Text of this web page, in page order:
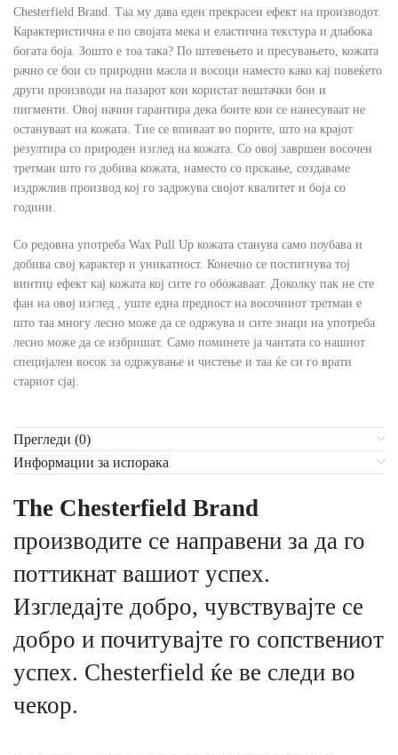
Chesterfield Brand. Таа му дава еден прекрасен ефект на производот.
Карактеристична е по својата мека и еластична текстура и длабока
богата боја. Зошто е тоа така? По штевењето и пресувањето, кожата
рачно се бои со природни масла и восоци наместо како кај повеќето
други производи на пазарот кои користат вештачки бои и
пигменти. Овој начин гарантира дека боите кои се нанесуваат не
остануваат на кожата. Тие се впиваат во порите, што на крајот
резултира со природен изглед на кожата. Со овој завршен восочен
третман што го добива кожата, наместо со прскање, создаваме
издржлив производ кој го задржува својот квалитет и боја со
години.
Со редовна употреба Wax Pull Up кожата станува само поубава и
добива свој карактер и уникатност. Конечно се постигнува тој
винтиџ ефект кај кожата кој сите го обожаваат. Доколку пак не сте
фан на овој изглед , уште една предност на восочниот третман е
што таа многу лесно може да се одржува и сите знаци на употреба
лесно може да се избришат. Само поминете ја чантата со нашиот
специјален восок за одржување и чистење и таа ќе си го врати
стариот сјај.
Прегледи (0)
Информации за испорака
The Chesterfield Brand
производите се направени за да го
поттикнат вашиот успех.
Изгледајте добро, чувствувајте се
добро и почитувајте го сопствениот
успех. Chesterfield ќе ве следи во
чекор.